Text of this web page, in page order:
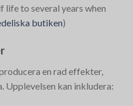
life to several years when
butiken)
en rad effekter,
Upplevelsen kan inkludera: